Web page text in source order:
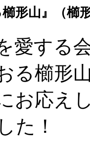
櫛形山』（
愛する
る櫛形
お応え
た！